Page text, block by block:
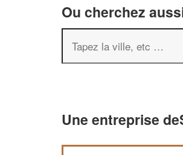
Ou cherchez
Une entreprise